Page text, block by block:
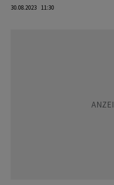
30.08.2023 11:30